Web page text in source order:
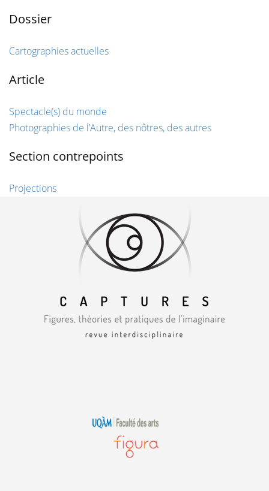
Dossier
Cartographies actuelles
Article
Spectacle(s) du monde
Photographies de l’Autre, des nôtres, des autres
Section contrepoints
Projections